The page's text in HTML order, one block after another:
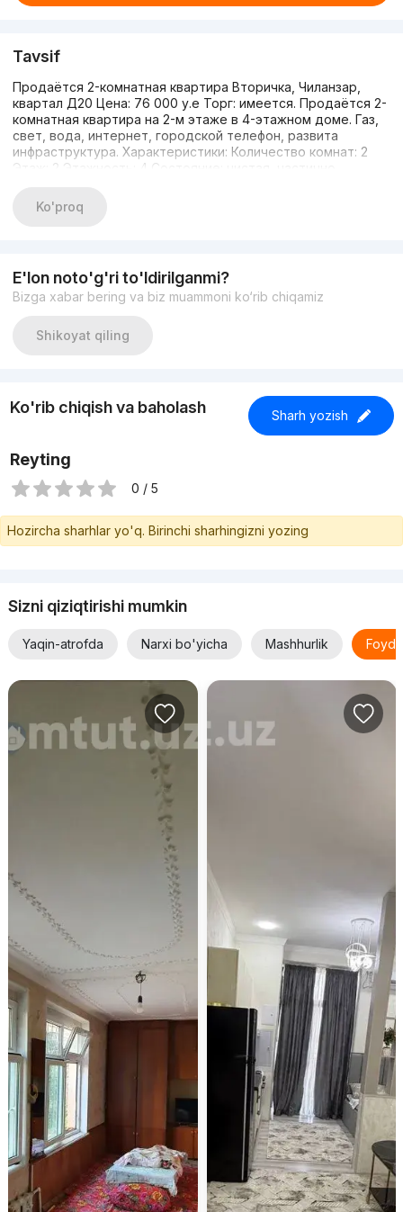
Tavsif
Продаётся 2-комнатная квартира Вторичка, Чиланзар,
квартал Д20 Цена: 76 000 у.е Торг: имеется. Продаётся 2-
комнатная квартира на 2-м этаже в 4-этажном доме. Газ,
свет, вода, интернет, городской телефон, развита
инфраструктура. Характеристики: Количество комнат: 2
Этаж: 2 Этажность: 4 Состояние: чистая, частично
раздельная Кадастр: имеется Имеются 2 балкона
площадью 2×3 м². Звонить по номеру: 99897 7041672
Ko'proq
E'lon noto'g'ri to'ldirilganmi?
Bizga xabar bering va biz muammoni ko‘rib chiqamiz
Shikoyat qiling
Ko'rib chiqish va baholash Sharh yozish
Reyting
0 / 5
Hozircha sharhlar yo'q. Birinchi sharhingizni yozing
Sizni qiziqtirishi mumkin
Yaqin-atrofda Narxi bo'yicha Mashhurlik